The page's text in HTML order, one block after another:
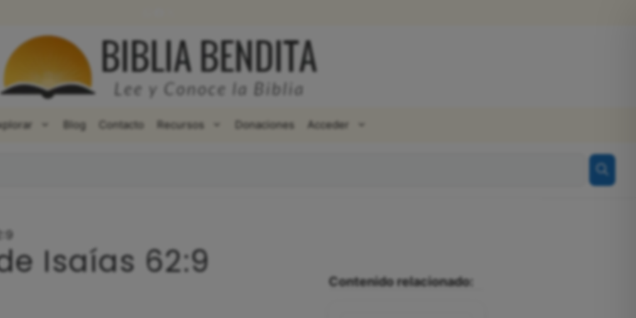
Blog Contacto Recursos Donaciones Acceder
Isaías 62:9 Contenido relacionado: